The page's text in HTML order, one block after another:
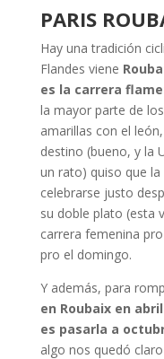
PARIS
Hay una tradición
Flandes viene
es la carrera
la mayor parte de
amarillas con el
destino (bueno, y la
un rato) quiso que la
celebrarse justo
su doble plato (esta
carrera femenina
pro el domingo.
Y además, para
en Roubaix en
es pasarla a
algo nos quedó